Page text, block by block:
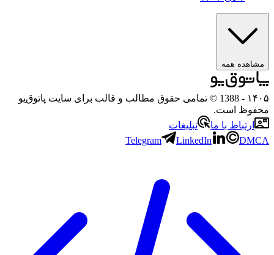
مشاهده همه
- 1388 © تمامی حقوق مطالب و قالب برای سایت پاتوق‌یو
است.
ارتباط با ما
تبلیغات
Telegram
LinkedIn